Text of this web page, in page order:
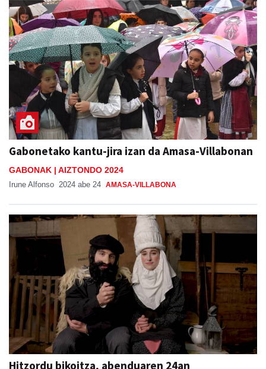
Gabonetako kantu-jira izan da Amasa-Villabonan
GABONAK | AIZTONDO 2024
Irune Alfonso 2024 abe 24 AMASA-VILLABONA
Hitzordu bikoitza, abenduaren 24an